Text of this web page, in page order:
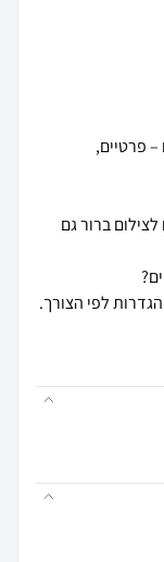
פרטיים,
ברור גם
לפי הצורך.